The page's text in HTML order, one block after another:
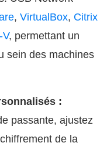
, VirtualBox, Citrix
, permettant un
sein des machines
:
passante, ajustez
de la